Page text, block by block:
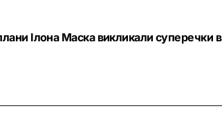
Ілона Маска викликали суперечки в